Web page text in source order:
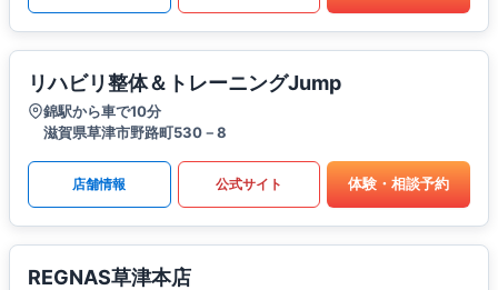
リハビリ整体＆トレーニングJump
錦駅から車で10分
滋賀県草津市野路町530－8
店舗情報 公式サイト 体験・相談予約
REGNAS草津本店